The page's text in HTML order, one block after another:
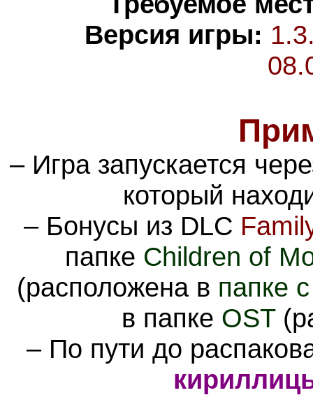
Версия игры:
– Игра запускается
который
– Бонусы из DLC
папке Children of
(расположена в папке
в папке OST
– По пути до